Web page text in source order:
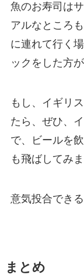
魚のお寿司は
アルなところ
に連れて行く
ックをした方
もし、イギリ
たら、ぜひ、
で、ビールを
も飛ばしてみ
意気投合でき
まとめ